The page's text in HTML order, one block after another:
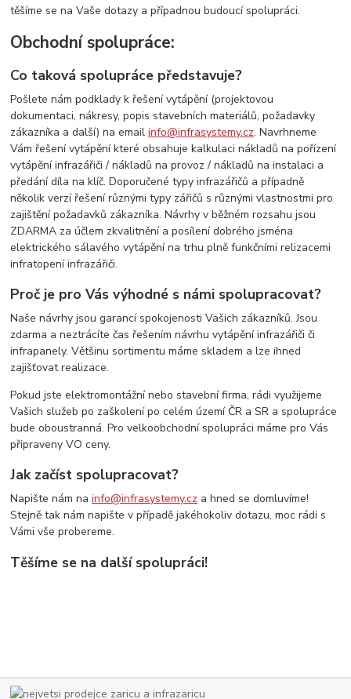
těšíme se na Vaše dotazy a případnou budoucí spolupráci.
Obchodní spolupráce:
Co taková spolupráce představuje?
Pošlete nám podklady k řešení vytápění (projektovou
dokumentaci, nákresy, popis stavebních materiálů, požadavky
zákazníka a další) na emailinfo@infrasystemy.cz. Navrhneme
Vám řešení vytápění které obsahuje kalkulaci nákladů na pořízení
vytápění infrazářiči / nákladů na provoz / nákladů na instalaci a
předání díla na klíč. Doporučené typy infrazářičů a případně
několik verzí řešení různými typy zářičů s různými vlastnostmi pro
zajištění požadavků zákazníka. Návrhy v běžném rozsahu jsou
ZDARMA za účlem zkvalitnění a posílení dobrého jsména
elektrického sálavého vytápění na trhu plně funkčními relizacemi
infratopení infrazářiči.
Proč je pro Vás výhodné s námi spolupracovat?
Naše návrhy jsou garancí spokojenosti Vašich zákazníků. Jsou
zdarma a neztrácíte čas řešením návrhu vytápění infrazářiči či
infrapanely. Většinu sortimentu máme skladem a lze ihned
zajišťovat realizace.
Pokud jste elektromontážní nebo stavební firma, rádi využijeme
Vašich služeb po zaškolení po celém území ČR a SR a spolupráce
bude oboustranná. Pro velkoobchodní spolupráci máme pro Vás
připraveny VO ceny.
Jak začíst spolupracovat?
Napište nám nainfo@infrasystemy.cz a hned se domluvíme!
Stejně tak nám napište v případě jakéhokoliv dotazu, moc rádi s
Vámi vše probereme.
Těšíme se na další spolupráci!